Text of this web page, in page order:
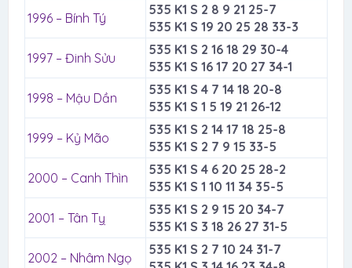
1996 – Bính Tý
535 K1 S 2 8 9 21 25-7
535 K1 S 19 20 25 28 33-3
1997 – Đinh Sửu
535 K1 S 2 16 18 29 30-4
535 K1 S 16 17 20 27 34-1
1998 – Mậu Dần
535 K1 S 4 7 14 18 20-8
535 K1 S 1 5 19 21 26-12
1999 – Kỷ Mão
535 K1 S 2 14 17 18 25-8
535 K1 S 2 7 9 15 33-5
2000 – Canh Thìn
535 K1 S 4 6 20 25 28-2
535 K1 S 1 10 11 34 35-5
2001 – Tân Tỵ
535 K1 S 2 9 15 20 34-7
535 K1 S 3 18 26 27 31-5
2002 – Nhâm Ngọ
535 K1 S 2 7 10 24 31-7